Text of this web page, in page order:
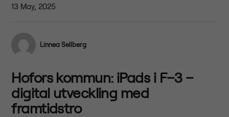
13 May, 2025
Linnea Sellberg
Hofors kommun: iPads i F–3 –
digital utveckling med
framtidstro